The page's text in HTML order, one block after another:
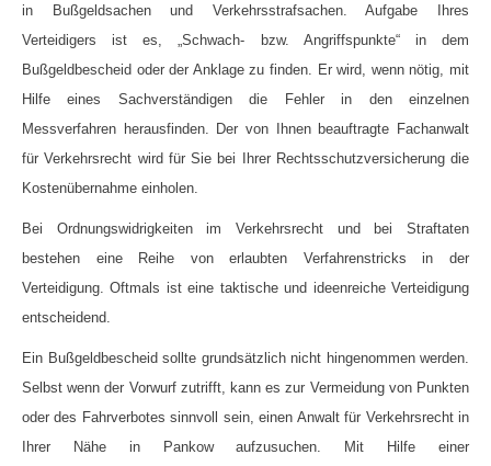
in Bußgeldsachen und Verkehrsstrafsachen. Aufgabe Ihres
Verteidigers ist es, „Schwach- bzw. Angriffspunkte“ in dem
Bußgeldbescheid oder der Anklage zu finden. Er wird, wenn nötig, mit
Hilfe eines Sachverständigen die Fehler in den einzelnen
Messverfahren herausfinden. Der von Ihnen beauftragte Fachanwalt
für Verkehrsrecht wird für Sie bei Ihrer Rechtsschutzversicherung die
Kostenübernahme einholen.
Bei Ordnungswidrigkeiten im Verkehrsrecht und bei Straftaten
bestehen eine Reihe von erlaubten Verfahrenstricks in der
Verteidigung. Oftmals ist eine taktische und ideenreiche Verteidigung
entscheidend.
Ein Bußgeldbescheid sollte grundsätzlich nicht hingenommen werden.
Selbst wenn der Vorwurf zutrifft, kann es zur Vermeidung von Punkten
oder des Fahrverbotes sinnvoll sein, einen Anwalt für Verkehrsrecht in
Ihrer Nähe in Pankow aufzusuchen. Mit Hilfe einer